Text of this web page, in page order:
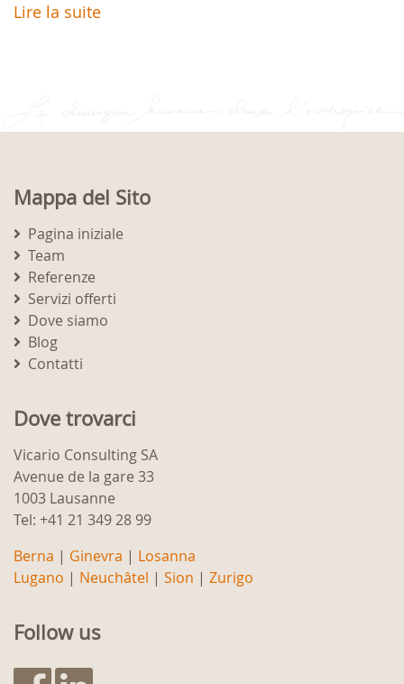
Lire la suite
Mappa del Sito
Pagina iniziale
Team
Referenze
Servizi offerti
Dove siamo
Blog
Contatti
Dove trovarci
Vicario Consulting SA
Avenue de la gare 33
1003 Lausanne
Tel: +41 21 349 28 99
Berna | Ginevra | Losanna
Lugano | Neuchâtel | Sion | Zurigo
Follow us